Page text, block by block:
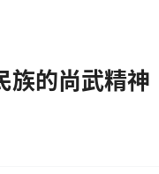
的尚武精神